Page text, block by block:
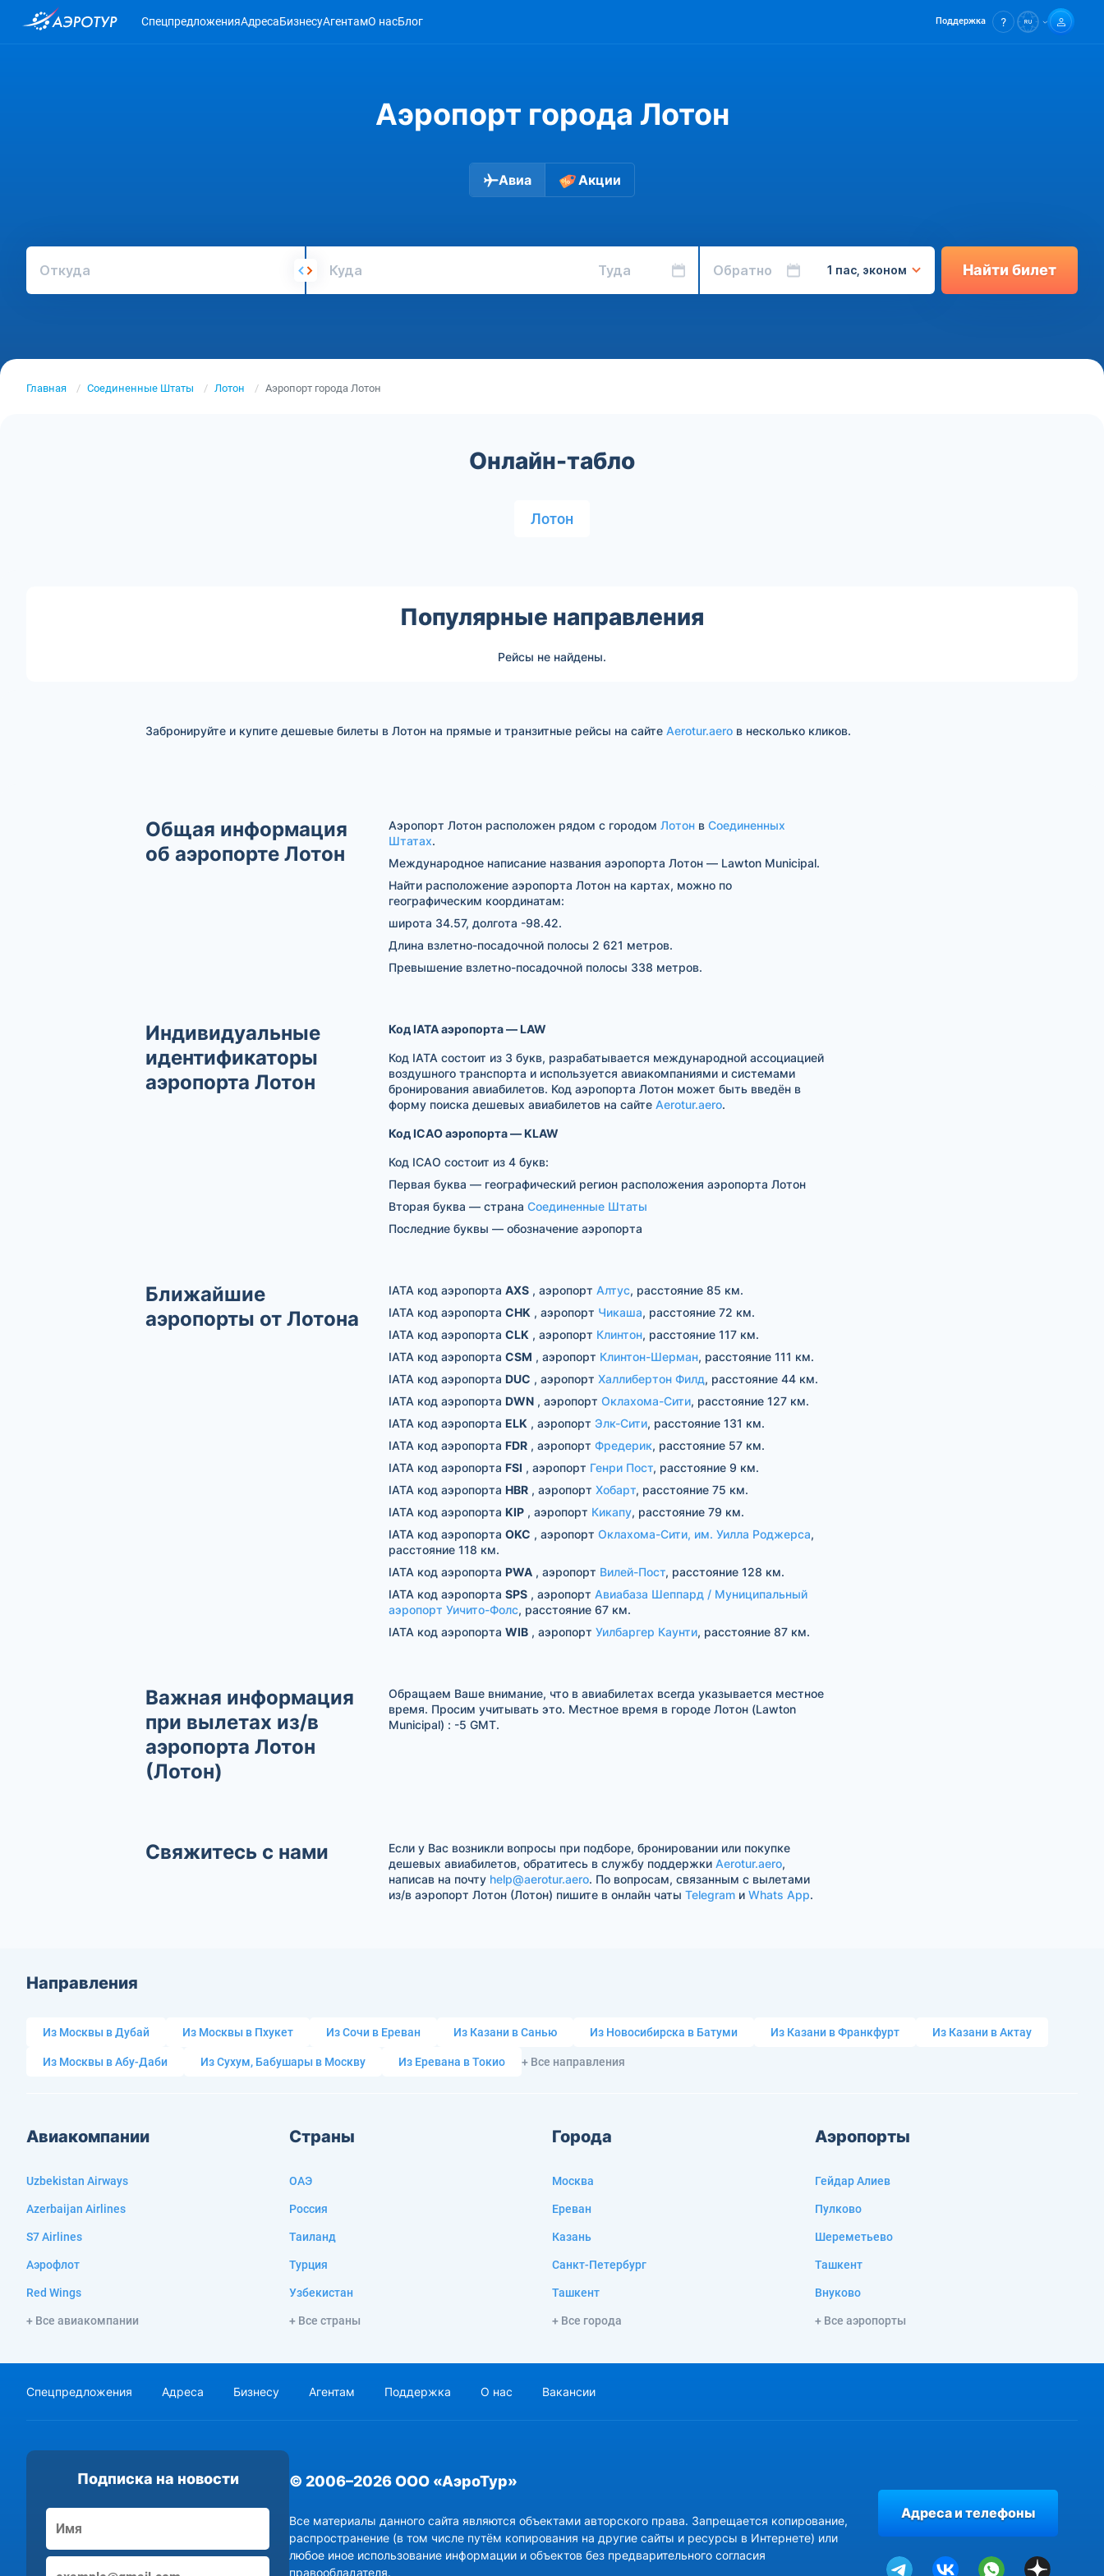
СпецпредложенияАдресаБизнесуАгентамО насБлог Поддержка
Аэропорт города Лотон
Авиа Акции
Откуда Куда Туда Обратно 1 пас, эконом Найти билет
Главная Соединенные Штаты Лотон Аэропорт города Лотон
Онлайн-табло
Лотон
Популярные направления
Рейсы не найдены.
Забронируйте и купите дешевые билеты в Лотон на прямые и транзитные рейсы на сайте Aerotur.aero в несколько кликов.
Общая информация
об аэропорте Лотон
Аэропорт Лотон расположен рядом с городом Лотонв Соединенных
Штатах.
Международное написание названия аэропорта Лотон — Lawton Municipal.
Найти расположение аэропорта Лотон на картах, можно по
географическим координатам:
широта 34.57, долгота -98.42.
Длина взлетно-посадочной полосы 2 621 метров.
Превышение взлетно-посадочной полосы 338 метров.
Индивидуальные
идентификаторы
аэропорта Лотон
Код IATA аэропорта — LAW
Код IATA состоит из 3 букв, разрабатывается международной ассоциацией
воздушного транспорта и используется авиакомпаниями и системами
бронирования авиабилетов. Код аэропорта Лотон может быть введён в
форму поиска дешевых авиабилетов на сайте Aerotur.aero.
Код ICAO аэропорта — KLAW
Код ICAO состоит из 4 букв:
Первая буква — географический регион расположения аэропорта Лотон
Вторая буква — страна Соединенные Штаты
Последние буквы — обозначение аэропорта
Ближайшие
аэропорты от Лотона
IATA код аэропорта AXS, аэропорт Алтус, расстояние 85 км.
IATA код аэропорта CHK , аэропорт Чикаша, расстояние 72 км.
IATA код аэропорта CLK , аэропорт Клинтон, расстояние 117 км.
IATA код аэропорта CSM , аэропорт Клинтон-Шерман, расстояние 111 км.
IATA код аэропорта DUC , аэропорт Халлибертон Филд, расстояние 44 км.
IATA код аэропорта DWN, аэропорт Оклахома-Сити, расстояние 127 км.
IATA код аэропорта ELK , аэропорт Элк-Сити, расстояние 131 км.
IATA код аэропорта FDR, аэропорт Фредерик, расстояние 57 км.
IATA код аэропорта FSI , аэропорт Генри Пост, расстояние 9 км.
IATA код аэропорта HBR, аэропорт Хобарт, расстояние 75 км.
IATA код аэропорта KIP, аэропорт Кикапу, расстояние 79 км.
IATA код аэропорта OKC , аэропорт Оклахома-Сити, им. Уилла Роджерса,
расстояние 118 км.
IATA код аэропорта PWA, аэропорт Вилей-Пост, расстояние 128 км.
IATA код аэропорта SPS, аэропорт Авиабаза Шеппард / Муниципальный
аэропорт Уичито-Фолс, расстояние 67 км.
IATA код аэропорта WIB, аэропорт Уилбаргер Каунти, расстояние 87 км.
Важная информация
при вылетах из/в
аэропорта Лотон
(Лотон)
Обращаем Ваше внимание, что в авиабилетах всегда указывается местное
время. Просим учитывать это. Местное время в городе Лотон (Lawton
Municipal) : -5 GMT.
Свяжитесь с нами
Если у Вас возникли вопросы при подборе, бронировании или покупке
дешевых авиабилетов, обратитесь в службу поддержки Aerotur.aero,
написав на почту help@aerotur.aero. По вопросам, связанным с вылетами
из/в аэропорт Лотон (Лотон) пишите в онлайн чаты Telegramи Whats App.
Направления
Из Москвы в Дубай Из Москвы в Пхукет Из Сочи в Ереван Из Казани в Санью Из Новосибирска в Батуми Из Казани в Франкфурт Из Казани в Актау
Из Москвы в Абу-Даби Из Сухум, Бабушары в Москву Из Еревана в Токио + Все направления
Авиакомпании
Uzbekistan Airways
Azerbaijan Airlines
S7 Airlines
Аэрофлот
Red Wings
+ Все авиакомпании
Страны
ОАЭ
Россия
Таиланд
Турция
Узбекистан
+ Все страны
Города
Москва
Ереван
Казань
Санкт-Петербург
Ташкент
+ Все города
Аэропорты
Гейдар Алиев
Пулково
Шереметьево
Ташкент
Внуково
+ Все аэропорты
Спецпредложения Адреса Бизнесу Агентам Поддержка О нас Вакансии
Подписка на новости © 2006–2026 ООО «АэроТур»
Все материалы данного сайта являются объектами авторского права. Запрещается копирование,
распространение (в том числе путём копирования на другие сайты и ресурсы в Интернете) или
любое иное использование информации и объектов без предварительного согласия
правообладателя.
Адреса и телефоны